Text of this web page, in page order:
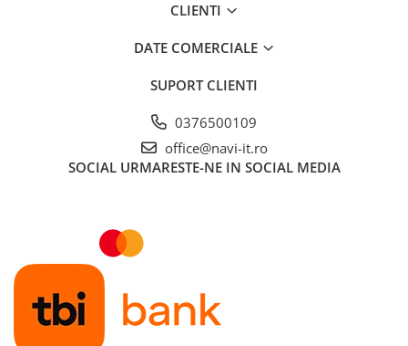
CLIENTI
DATE COMERCIALE
SUPORT CLIENTI
0376500109
office@navi-it.ro
SOCIAL URMARESTE-NE IN SOCIAL MEDIA